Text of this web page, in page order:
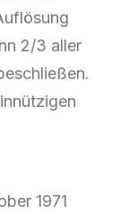
2/3 aller
1971